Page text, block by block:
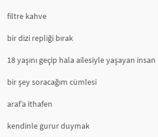
filtre kahve
bir dizi repliği bırak
18 yaşını geçip hala ailesiyle yaşayan insan
bir şey soracağım cümlesi
araf’a ithafen
kendinle gurur duymak